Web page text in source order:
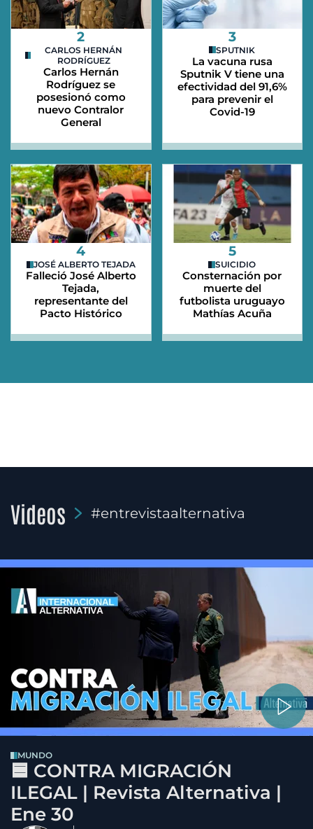
2
CARLOS HERNÁN
RODRÍGUEZ
Carlos Hernán
Rodríguez se
posesionó como
nuevo Contralor
General
3
SPUTNIK
La vacuna rusa
Sputnik V tiene una
efectividad del 91,6%
para prevenir el
Covid-19
4
JOSÉ ALBERTO TEJADA
Falleció José Alberto
Tejada,
representante del
Pacto Histórico
5
SUICIDIO
Consternación por
muerte del
futbolista uruguayo
Mathías Acuña
Videos #entrevistaalternativa
MUNDO
🟦 CONTRA MIGRACIÓN
ILEGAL | Revista Alternativa |
Ene 30